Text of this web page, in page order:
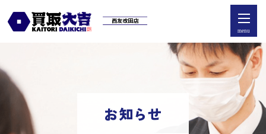
menu
お知らせ